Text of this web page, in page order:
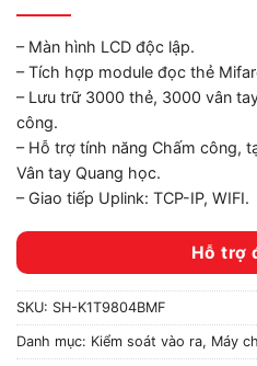
– Màn hình LCD độc lập.
– Tích hợp module đọc thẻ
– Lưu trữ 3000 thẻ, 3000 vân
công.
– Hỗ trợ tính năng Chấm công,
Vân tay Quang học.
– Giao tiếp Uplink: TCP-IP, WIFI.
Hỗ trợ
SKU: SH-K1T9804BMF
Danh mục: Kiểm soát vào ra, Máy